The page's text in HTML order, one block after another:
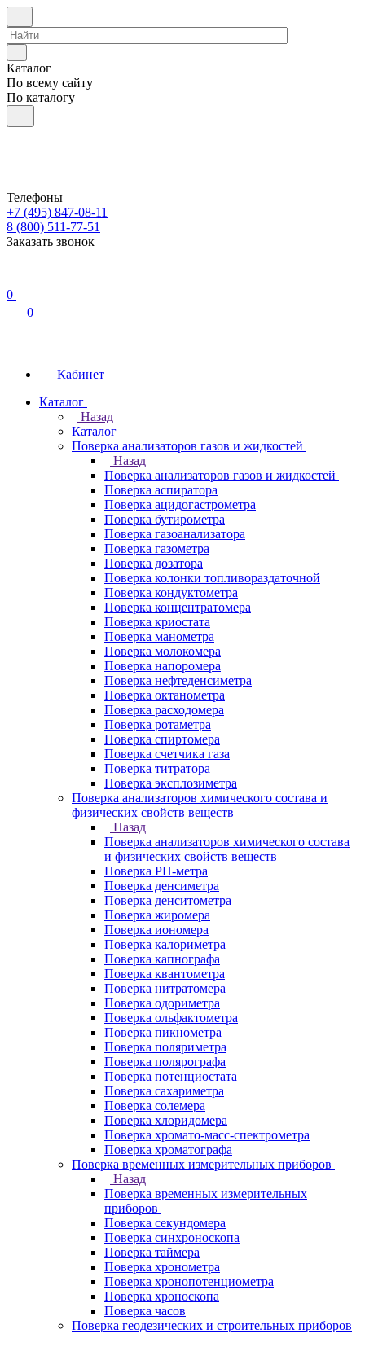
Каталог
По всему сайту
По каталогу
Телефоны
+7 (495) 847-08-11
8 (800) 511-77-51
Заказать звонок
0
0
Кабинет
Каталог
Назад
Каталог
Поверка анализаторов газов и жидкостей
Назад
Поверка анализаторов газов и жидкостей
Поверка аспиратора
Поверка ацидогастрометра
Поверка бутирометра
Поверка газоанализатора
Поверка газометра
Поверка дозатора
Поверка колонки топливораздаточной
Поверка кондуктометра
Поверка концентратомера
Поверка криостата
Поверка манометра
Поверка молокомера
Поверка напоромера
Поверка нефтеденсиметра
Поверка октанометра
Поверка расходомера
Поверка ротаметра
Поверка спиртомера
Поверка счетчика газа
Поверка титратора
Поверка эксплозиметра
Поверка анализаторов химического состава и
физических свойств веществ
Назад
Поверка анализаторов химического состава
и физических свойств веществ
Поверка PH-метра
Поверка денсиметра
Поверка денситометра
Поверка жиромера
Поверка иономера
Поверка калориметра
Поверка капнографа
Поверка квантометра
Поверка нитратомера
Поверка одориметра
Поверка ольфактометра
Поверка пикнометра
Поверка поляриметра
Поверка полярографа
Поверка потенциостата
Поверка сахариметра
Поверка солемера
Поверка хлоридомера
Поверка хромато-масс-спектрометра
Поверка хроматографа
Поверка временных измерительных приборов
Назад
Поверка временных измерительных
приборов
Поверка секундомера
Поверка синхроноскопа
Поверка таймера
Поверка хронометра
Поверка хронопотенциометра
Поверка хроноскопа
Поверка часов
Поверка геодезических и строительных приборов